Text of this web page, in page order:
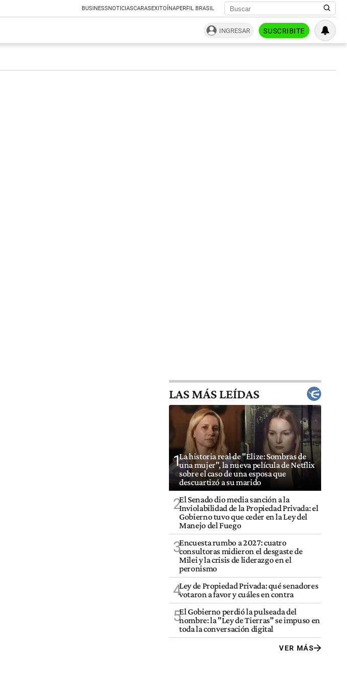
BUSINESSNOTICIASCARASEXITOÍNAPERFIL BRASIL
INGRESAR SUSCRIBITE
LAS MÁS LEÍDAS
1La historia real de "Elize: Sombras de
una mujer", la nueva película de Netflix
sobre el caso de una esposa que
descuartizó a su marido
2El Senado dio media sanción a la
Inviolabilidad de la Propiedad Privada: el
Gobierno tuvo que ceder en la Ley del
Manejo del Fuego
3Encuesta rumbo a 2027: cuatro
consultoras midieron el desgaste de
Milei y la crisis de liderazgo en el
peronismo
4Ley de Propiedad Privada: qué senadores
votaron a favor y cuáles en contra
5El Gobierno perdió la pulseada del
nombre: la "Ley de Tierras" se impuso en
toda la conversación digital
VER MÁS